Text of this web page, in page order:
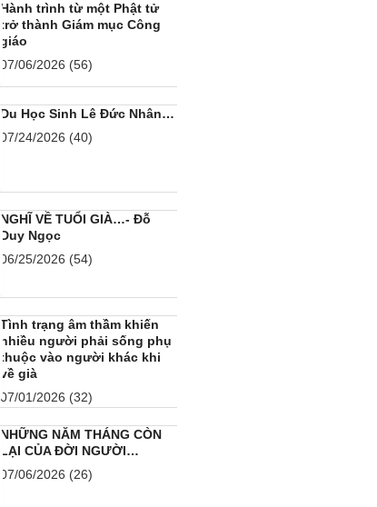
Hành trình từ một Phật tử
trở thành Giám mục Công
giáo
07/06/2026 (56)
Du Học Sinh Lê Đức Nhân…
07/24/2026 (40)
NGHĨ VỀ TUỔI GIÀ…- Đỗ
Duy Ngọc
06/25/2026 (54)
Tình trạng âm thầm khiến
nhiều người phải sống phụ
thuộc vào người khác khi
về già
07/01/2026 (32)
NHỮNG NĂM THÁNG CÒN
LẠI CỦA ĐỜI NGƯỜI…
07/06/2026 (26)